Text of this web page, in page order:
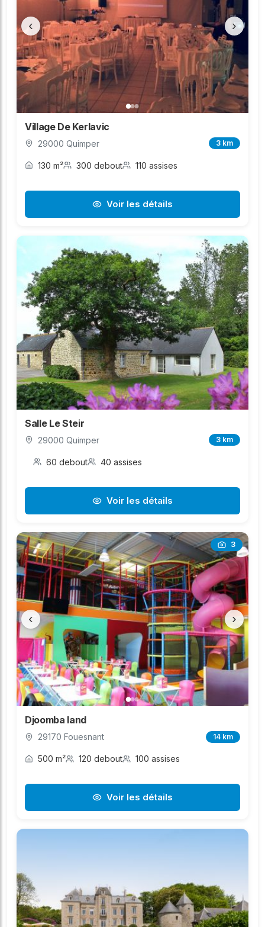
‹ ›
Village De Kerlavic
29000 Quimper 3 km
130 m² 300 debout 110 assises
Voir les détails
Salle Le Steir
29000 Quimper 3 km
60 debout 40 assises
Voir les détails
3
‹ ›
Djoomba land
29170 Fouesnant 14 km
500 m² 120 debout 100 assises
Voir les détails